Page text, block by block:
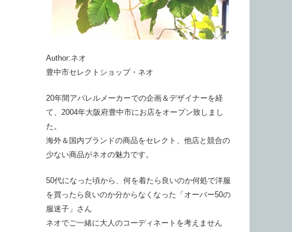
Author:ネオ
豊中市セレクトショップ・ネオ
20年間アパレルメーカーでの企画＆デザイナーを経
て、2004年大阪府豊中市にお店をオープン致しまし
た。
海外＆国内ブランドの商品をセレクト、他店と競合の
少ない商品がネオの魅力です。
50代になった頃から、何を着たら良いのか何処で洋服
を買ったら良いのか分からなくなった「オーバー50の
服迷子」さん
ネオでご一緒に大人のコーディネートを考えません